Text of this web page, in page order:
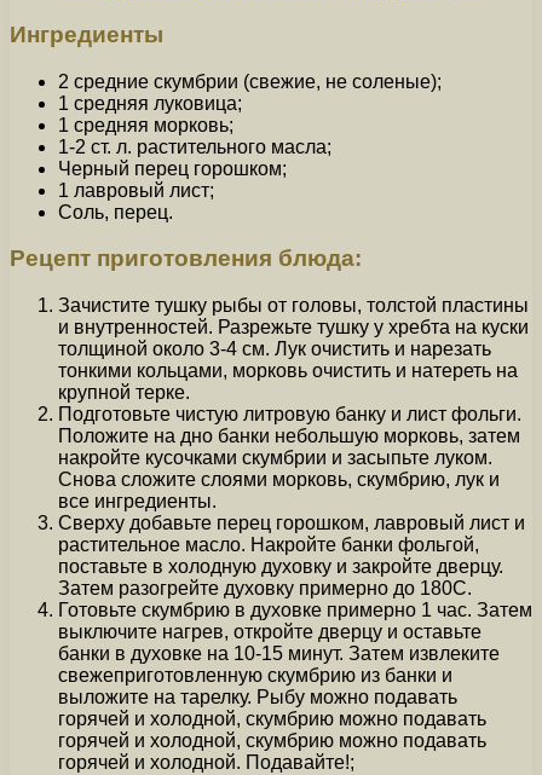
Ингредиенты
2 средние скумбрии (свежие, не соленые);
1 средняя луковица;
1 средняя морковь;
1-2 ст. л. растительного масла;
Черный перец горошком;
1 лавровый лист;
Соль, перец.
Рецепт приготовления блюда:
Зачистите тушку рыбы от головы, толстой пластины
и внутренностей. Разрежьте тушку у хребта на куски
толщиной около 3-4 см. Лук очистить и нарезать
тонкими кольцами, морковь очистить и натереть на
крупной терке.
Подготовьте чистую литровую банку и лист фольги.
Положите на дно банки небольшую морковь, затем
накройте кусочками скумбрии и засыпьте луком.
Снова сложите слоями морковь, скумбрию, лук и
все ингредиенты.
Сверху добавьте перец горошком, лавровый лист и
растительное масло. Накройте банки фольгой,
поставьте в холодную духовку и закройте дверцу.
Затем разогрейте духовку примерно до 180С.
Готовьте скумбрию в духовке примерно 1 час. Затем
выключите нагрев, откройте дверцу и оставьте
банки в духовке на 10-15 минут. Затем извлеките
свежеприготовленную скумбрию из банки и
выложите на тарелку. Рыбу можно подавать
горячей и холодной, скумбрию можно подавать
горячей и холодной, скумбрию можно подавать
горячей и холодной. Подавайте!;